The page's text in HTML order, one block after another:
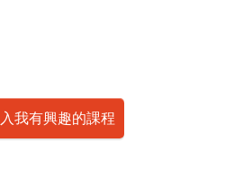
我有興趣的課程